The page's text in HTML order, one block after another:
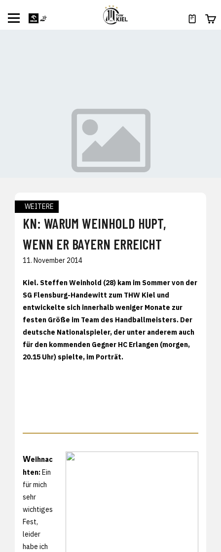
WEITERE
KN: WARUM WEINHOLD HUPT,
WENN ER BAYERN ERREICHT
11. November 2014
Kiel. Steffen Weinhold (28) kam im Sommer von der
SG Flensburg-Handewitt zum THW Kiel und
entwickelte sich innerhalb weniger Monate zur
festen Größe im Team des Handballmeisters. Der
deutsche Nationalspieler, der unter anderem auch
für den kommenden Gegner HC Erlangen (morgen,
20.15 Uhr) spielte, im Porträt.
Weihnac
hten:Ein
für mich
sehr
wichtiges
Fest,
leider
habe ich